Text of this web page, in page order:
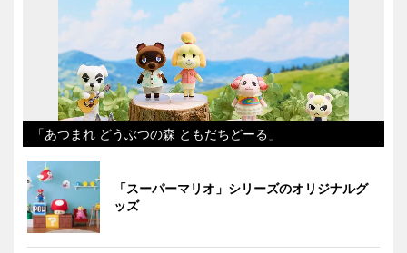
「あつまれ どうぶつの森 ともだちどーる」
「スーパーマリオ」シリーズのオリジナルグ
ッズ